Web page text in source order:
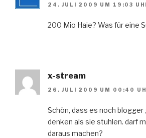
24. JULI 2009 UM 19:03
200 Mio Haie? Was für eine
x-stream
26. JULI 2009 UM 00:40
Schön, dass es noch
denken als sie stuhlen. darf
daraus machen?